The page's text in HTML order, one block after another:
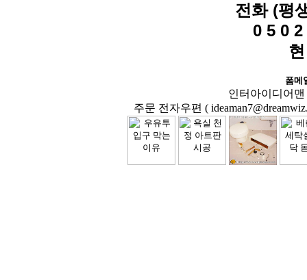
전화 (평
0 5 0
폼메
인터아이디어맨
주문 전자우편 (